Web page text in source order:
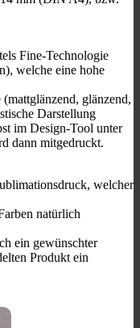
Fine-Technologie
welche eine hohe
glänzend,
Darstellung
im Design-Tool unter
dann mitgedruckt.
welcher
natürlich
ein gewünschter
Produkt ein